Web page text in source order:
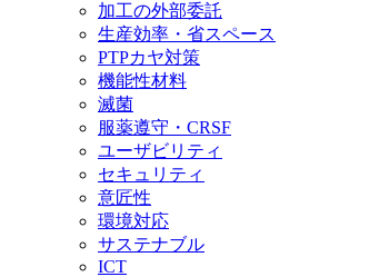
加工の外部委託
生産効率・省スペース
PTPカヤ対策
機能性材料
滅菌
服薬遵守・CRSF
ユーザビリティ
セキュリティ
意匠性
環境対応
サステナブル
ICT